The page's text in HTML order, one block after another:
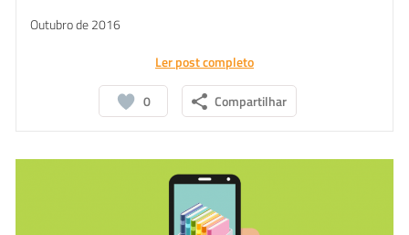
Outubro de 2016
0 Compartilhar
Ler post completo